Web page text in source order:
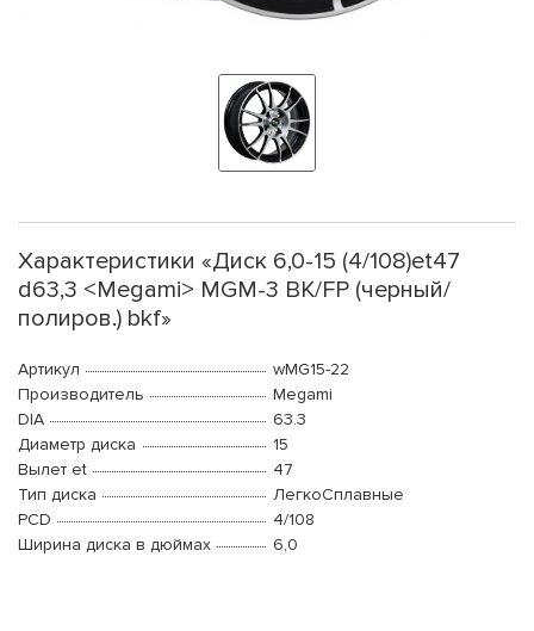
Характеристики «Диск 6,0-15 (4/108)et47
d63,3 <Megami> MGM-3 BK/FP (черный/
полиров.) bkf»
Артикул
wMG15-22
Производитель
Megami
DIA
63.3
Диаметр диска
15
Вылет et
47
Тип диска
ЛегкоСплавные
PCD
4/108
Ширина диска в дюймах
6,0